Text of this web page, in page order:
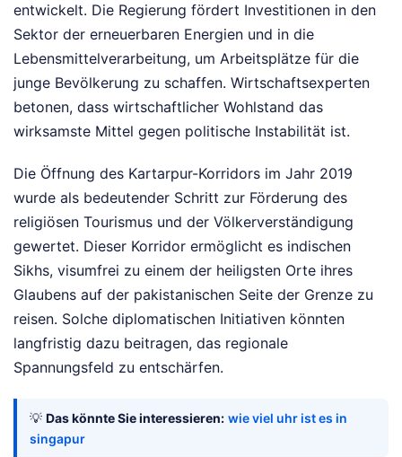
entwickelt. Die Regierung fördert Investitionen in den
Sektor der erneuerbaren Energien und in die
Lebensmittelverarbeitung, um Arbeitsplätze für die
junge Bevölkerung zu schaffen. Wirtschaftsexperten
betonen, dass wirtschaftlicher Wohlstand das
wirksamste Mittel gegen politische Instabilität ist.
Die Öffnung des Kartarpur-Korridors im Jahr 2019
wurde als bedeutender Schritt zur Förderung des
religiösen Tourismus und der Völkerverständigung
gewertet. Dieser Korridor ermöglicht es indischen
Sikhs, visumfrei zu einem der heiligsten Orte ihres
Glaubens auf der pakistanischen Seite der Grenze zu
reisen. Solche diplomatischen Initiativen könnten
langfristig dazu beitragen, das regionale
Spannungsfeld zu entschärfen.
💡 Das könnte Sie interessieren: wie viel uhr ist es in
singapur